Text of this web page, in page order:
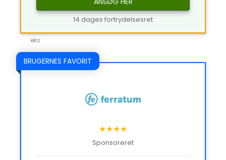
14 dages fortrydelsesret
eks:
BRUGERNES FAVORIT
★★★★
Sponsoreret